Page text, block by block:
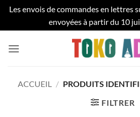
Les envois de commandes en lettres
envoyées à partir du 10
ACCUEIL / PRODUITS
FILTRER